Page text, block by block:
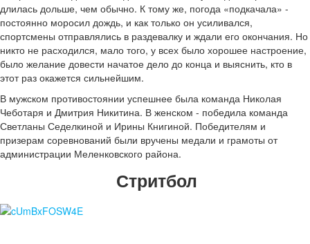
длилась дольше, чем обычно. К тому же, погода «подкачала» -
постоянно моросил дождь, и как только он усиливался,
спортсмены отправлялись в раздевалку и ждали его окончания. Но
никто не расходился, мало того, у всех было хорошее настроение,
было желание довести начатое дело до конца и выяснить, кто в
этот раз окажется сильнейшим.
В мужском противостоянии успешнее была команда Николая
Чеботаря и Дмитрия Никитина. В женском - победила команда
Светланы Седелкиной и Ирины Книгиной. Победителям и
призерам соревнований были вручены медали и грамоты от
администрации Меленковского района.
Стритбол